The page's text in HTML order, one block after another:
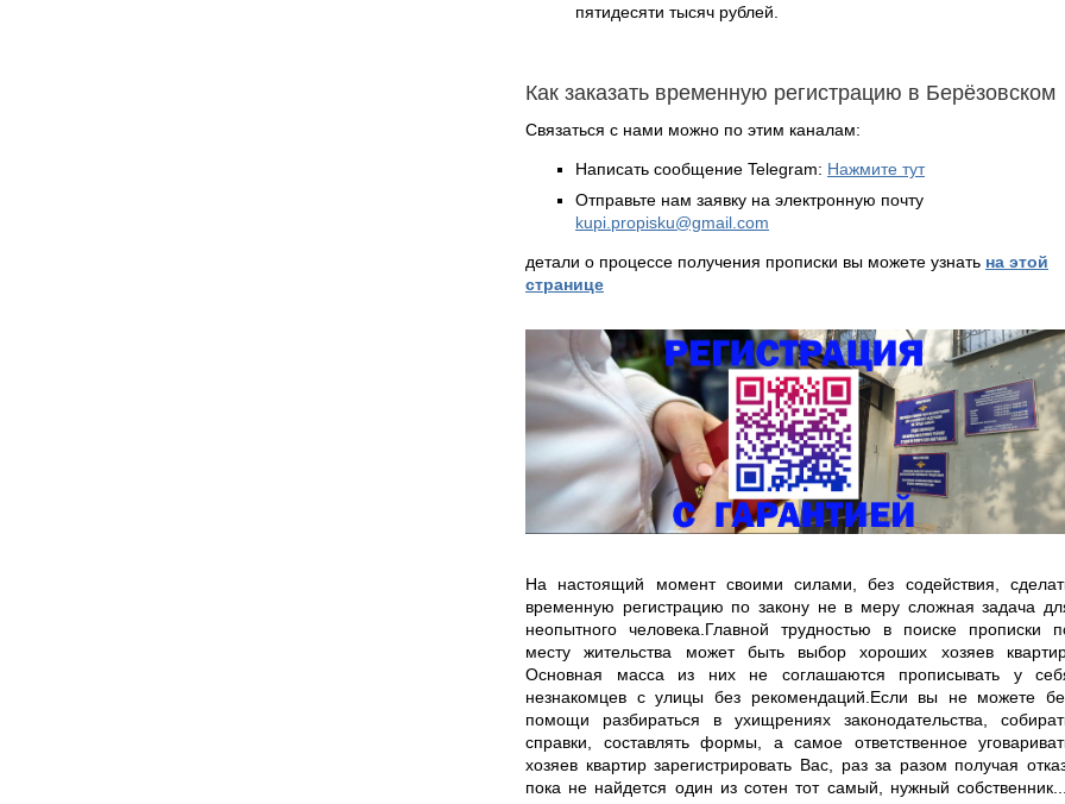
пятидесяти тысяч рублей.
Как заказать временную регистрацию в Берёзовском
Связаться с нами можно по этим каналам:
Написать сообщение Telegram: Нажмите тут
Отправьте нам заявку на электронную почту
kupi.propisku@gmail.com
детали о процессе получения прописки вы можете узнать на этой
странице
На настоящий момент своими силами, без содействия,
временную регистрацию по закону не в меру сложная задача
неопытного человека.Главной трудностью в поиске прописки
месту жительства может быть выбор хороших хозяев
Основная масса из них не соглашаются прописывать у
незнакомцев с улицы без рекомендаций.Если вы не можете
помощи разбираться в ухищрениях законодательства,
справки, составлять формы, а самое ответственное
хозяев квартир зарегистрировать Вас, раз за разом получая
пока не найдется один из сотен тот самый, нужный